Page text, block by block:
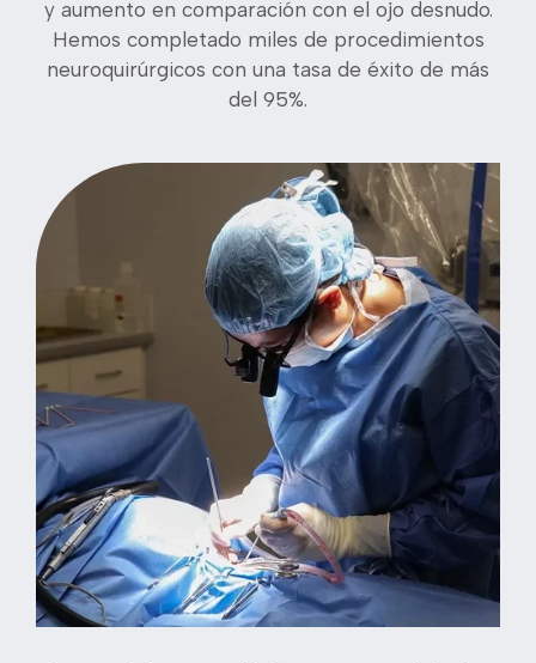
y aumento en comparación con el ojo desnudo.
Hemos completado miles de procedimientos
neuroquirúrgicos con una tasa de éxito de más
del 95%.